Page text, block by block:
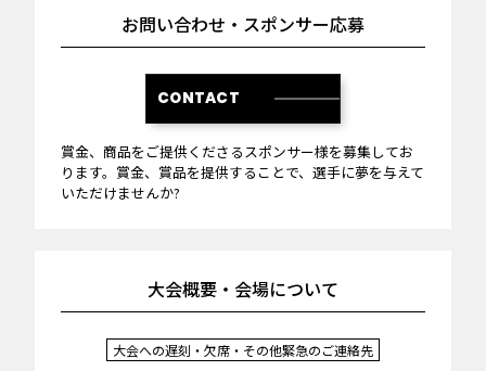
お問い合わせ・スポンサー応募
CONTACT
賞金、商品をご提供くださるスポンサー様を募集してお
ります。賞金、賞品を提供することで、選手に夢を与えて
いただけませんか?
大会概要・会場について
大会への遅刻・欠席・その他緊急のご連絡先